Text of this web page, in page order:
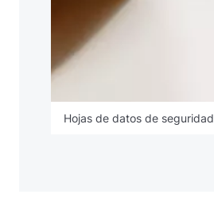
Hojas de datos de seguridad